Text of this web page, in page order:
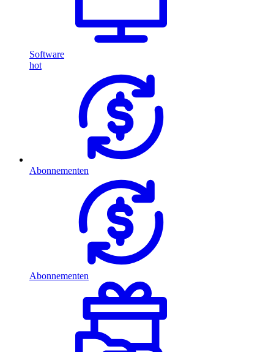
Software
hot
Abonnementen
Abonnementen